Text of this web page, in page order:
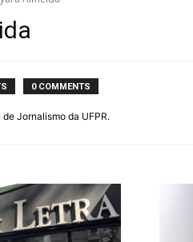
0 COMMENTS
de Jornalismo da UFPR.